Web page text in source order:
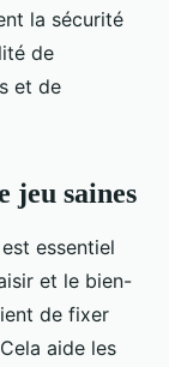
la sécurité
de
et de
jeu saines
est essentiel
et le bien-
de fixer
aide les